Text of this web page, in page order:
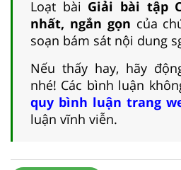
Loạt bài Giải bài tập
nhất, ngắn gọn của
soạn bám sát nội dung
Nếu thấy hay, hãy
nhé! Các bình luận
quy bình luận trang
luận vĩnh viễn.